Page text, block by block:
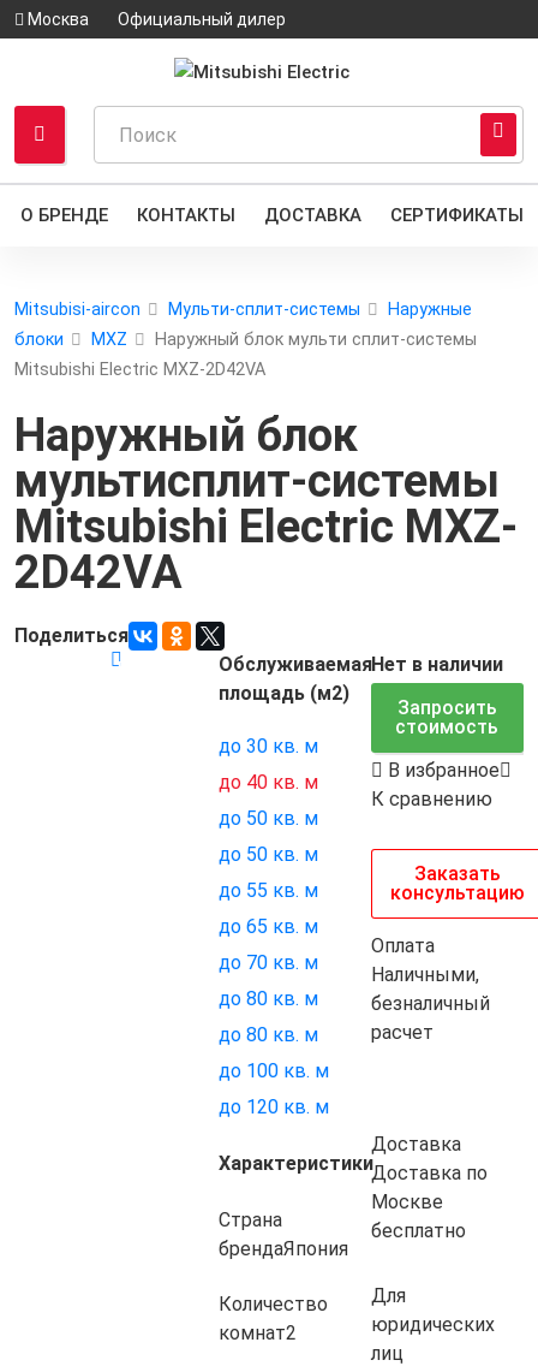
Москва Официальный дилер
О БРЕНДЕ КОНТАКТЫ ДОСТАВКА СЕРТИФИКАТЫ
Mitsubisi-aircon Мульти-сплит-системы
Наружные
блоки
MXZ
Наружный блок мульти сплит-системы
Mitsubishi Electric MXZ-2D42VA
Наружный блок
мультисплит-системы
Mitsubishi Electric MXZ-
2D42VA
Поделиться
Код товара:
Нет в наличии
Запросить
стоимость
В избранное
К сравнению
Заказать
консультацию
Оплата
Наличными,
безналичный
расчет
Доставка
Доставка по
Москве
бесплатно
Для
юридических
лиц
Обслуживаемая
площадь (м2)
до 30 кв. м
до 40 кв. м
до 50 кв. м
до 50 кв. м
до 55 кв. м
до 65 кв. м
до 70 кв. м
до 80 кв. м
до 80 кв. м
до 100 кв. м
до 120 кв. м
Характеристики
Страна
брендаЯпония
Количество
комнат2